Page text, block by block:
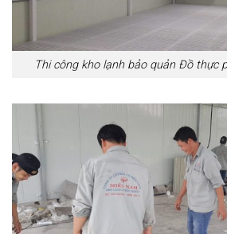
Thi công kho lạnh bảo quản Đồ thực